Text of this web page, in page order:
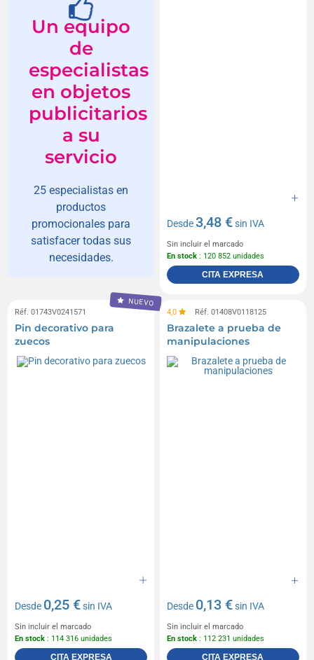
Un equipo
de
especialistas
en objetos
publicitarios
a su
servicio
25 especialistas en
productos
promocionales para
satisfacer todas sus
necesidades.
Desde3,48 €sin IVA
Sin incluir el marcado
En stock : 120 852 unidades
CITA EXPRESA
NUEVO
Réf. 01743V0241571
Pin decorativo para
zuecos
Desde 0,25 €sin IVA
Sin incluir el marcado
En stock : 114 316 unidades
CITA EXPRESA
4,0 Réf. 01408V0118125
Brazalete a prueba de
manipulaciones
Desde 0,13 €sin IVA
Sin incluir el marcado
En stock : 112 231 unidades
CITA EXPRESA